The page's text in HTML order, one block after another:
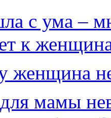
с ума –
к
женщина
мамы